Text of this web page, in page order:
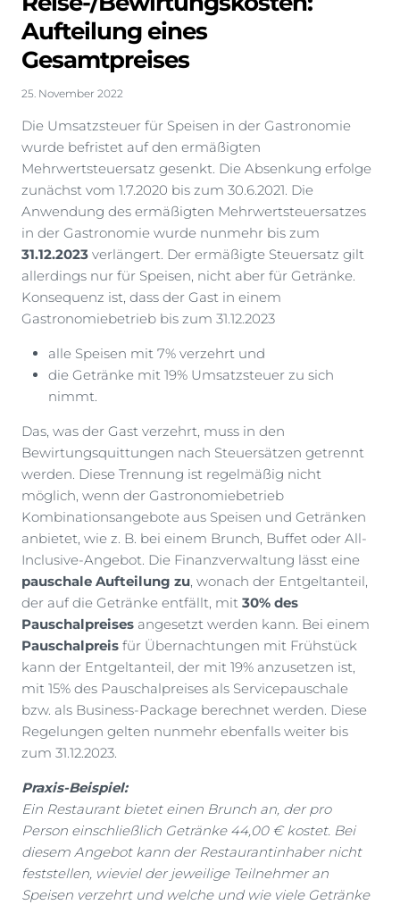
Aufteilung eines
Gesamtpreises
25. November 2022
Die Umsatzsteuer für Speisen in der Gastronomie
wurde befristet auf den ermäßigten
Mehrwertsteuersatz gesenkt. Die Absenkung erfolge
zunächst vom 1.7.2020 bis zum 30.6.2021. Die
Anwendung des ermäßigten Mehrwertsteuersatzes
in der Gastronomie wurde nunmehr bis zum
31.12.2023 verlängert. Der ermäßigte Steuersatz gilt
allerdings nur für Speisen, nicht aber für Getränke.
Konsequenz ist, dass der Gast in einem
Gastronomiebetrieb bis zum 31.12.2023
alle Speisen mit 7% verzehrt und
die Getränke mit 19% Umsatzsteuer zu sich
nimmt.
Das, was der Gast verzehrt, muss in den
Bewirtungsquittungen nach Steuersätzen getrennt
werden. Diese Trennung ist regelmäßig nicht
möglich, wenn der Gastronomiebetrieb
Kombinationsangebote aus Speisen und Getränken
anbietet, wie z. B. bei einem Brunch, Buffet oder All-
Inclusive-Angebot. Die Finanzverwaltung lässt eine
pauschale Aufteilung zu, wonach der Entgeltanteil,
der auf die Getränke entfällt, mit 30% des
Pauschalpreises angesetzt werden kann. Bei einem
Pauschalpreis für Übernachtungen mit Frühstück
kann der Entgeltanteil, der mit 19% anzusetzen ist,
mit 15% des Pauschalpreises als Servicepauschale
bzw. als Business-Package berechnet werden. Diese
Regelungen gelten nunmehr ebenfalls weiter bis
zum 31.12.2023.
Praxis-Beispiel:
Ein Restaurant bietet einen Brunch an, der pro
Person einschließlich Getränke 44,00 € kostet. Bei
diesem Angebot kann der Restaurantinhaber nicht
feststellen, wieviel der jeweilige Teilnehmer an
Speisen verzehrt und welche und wie viele Getränke